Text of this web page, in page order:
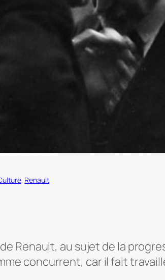
, Renault
Renault, au sujet de la
concurrent, car il fait